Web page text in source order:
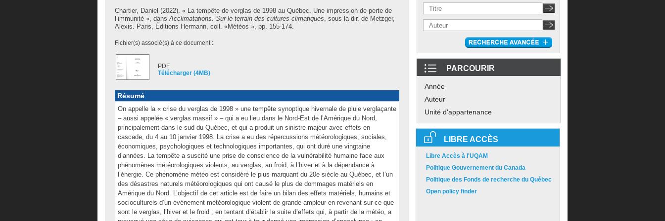
Chartier, Daniel (2022). « La tempête de verglas de 1998 au Québec. Une impression de perte de
l’immunité », dansAcclimatations. Sur le terrain des cultures climatiques, sous la dir. de Metzger,
Alexis. Paris, Éditions Hermann, coll. «Météos », pp. 155-174.
Fichier(s) associé(s) à ce document :
PDF
Télécharger (4MB)
Résumé
On appelle la « crise du verglas de 1998 » une tempête synoptique hivernale de pluie verglaçante
– aussi appelée « verglas massif » – qui a eu lieu dans le Nord-Est de l’Amérique du Nord,
principalement dans le sud du Québec, et qui a produit un sinistre majeur avec effets en
cascade, du 4 au 10 janvier 1998. La crise a eu des répercussions météorologiques, sociales,
économiques, psychologiques et technologiques importantes, qui ont duré une vingtaine
d’années. La tempête a suscité une prise de conscience de la vulnérabilité humaine face aux
phénomènes météorologiques violents, au verglas, au froid, à l’hiver et à la dépendance à
l’énergie. Ce phénomène météo est considéré le plus marquant du 20e siècle au Québec, et l’un
des désastres naturels météorologiques qui ont causé le plus de dommages matériels en
Amérique du Nord. L’objectif de cet article est de faire un bilan des effets matériels, humains et
socioculturels d’un événement météorologique violent de grande ampleur en revenant sur ce que
sont le verglas, l’hiver et le froid ; en tentant d’établir la suite d’effets qui, à partir de la météo, a
PARCOURIR
Année
Auteur
Unité d'appartenance
LIBRE ACCÈS
Libre Accès à l'UQAM
Politique Gouvernement du Canada
Politique des Fonds de recherche du Québec
Open policy finder